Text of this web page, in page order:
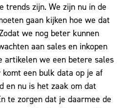
trends zijn. We zijn nu in de
gaan kijken hoe we dat
we nog beter kunnen
aan sales en inkopen
artikelen we een betere sales
een bulk data op je af
en nu is het zaak om dat
te zorgen dat je daarmee de